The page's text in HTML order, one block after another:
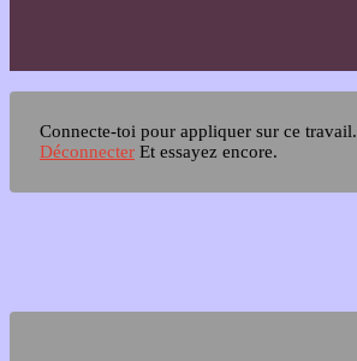
Connecte-toi pour appliquer sur ce travail.
Déconnecter Et essayez encore.